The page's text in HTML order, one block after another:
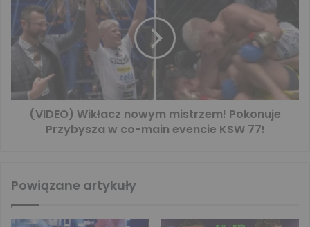
(VIDEO) Wikłacz nowym mistrzem! Pokonuje
Przybysza w co-main evencie KSW 77!
Powiązane artykuły